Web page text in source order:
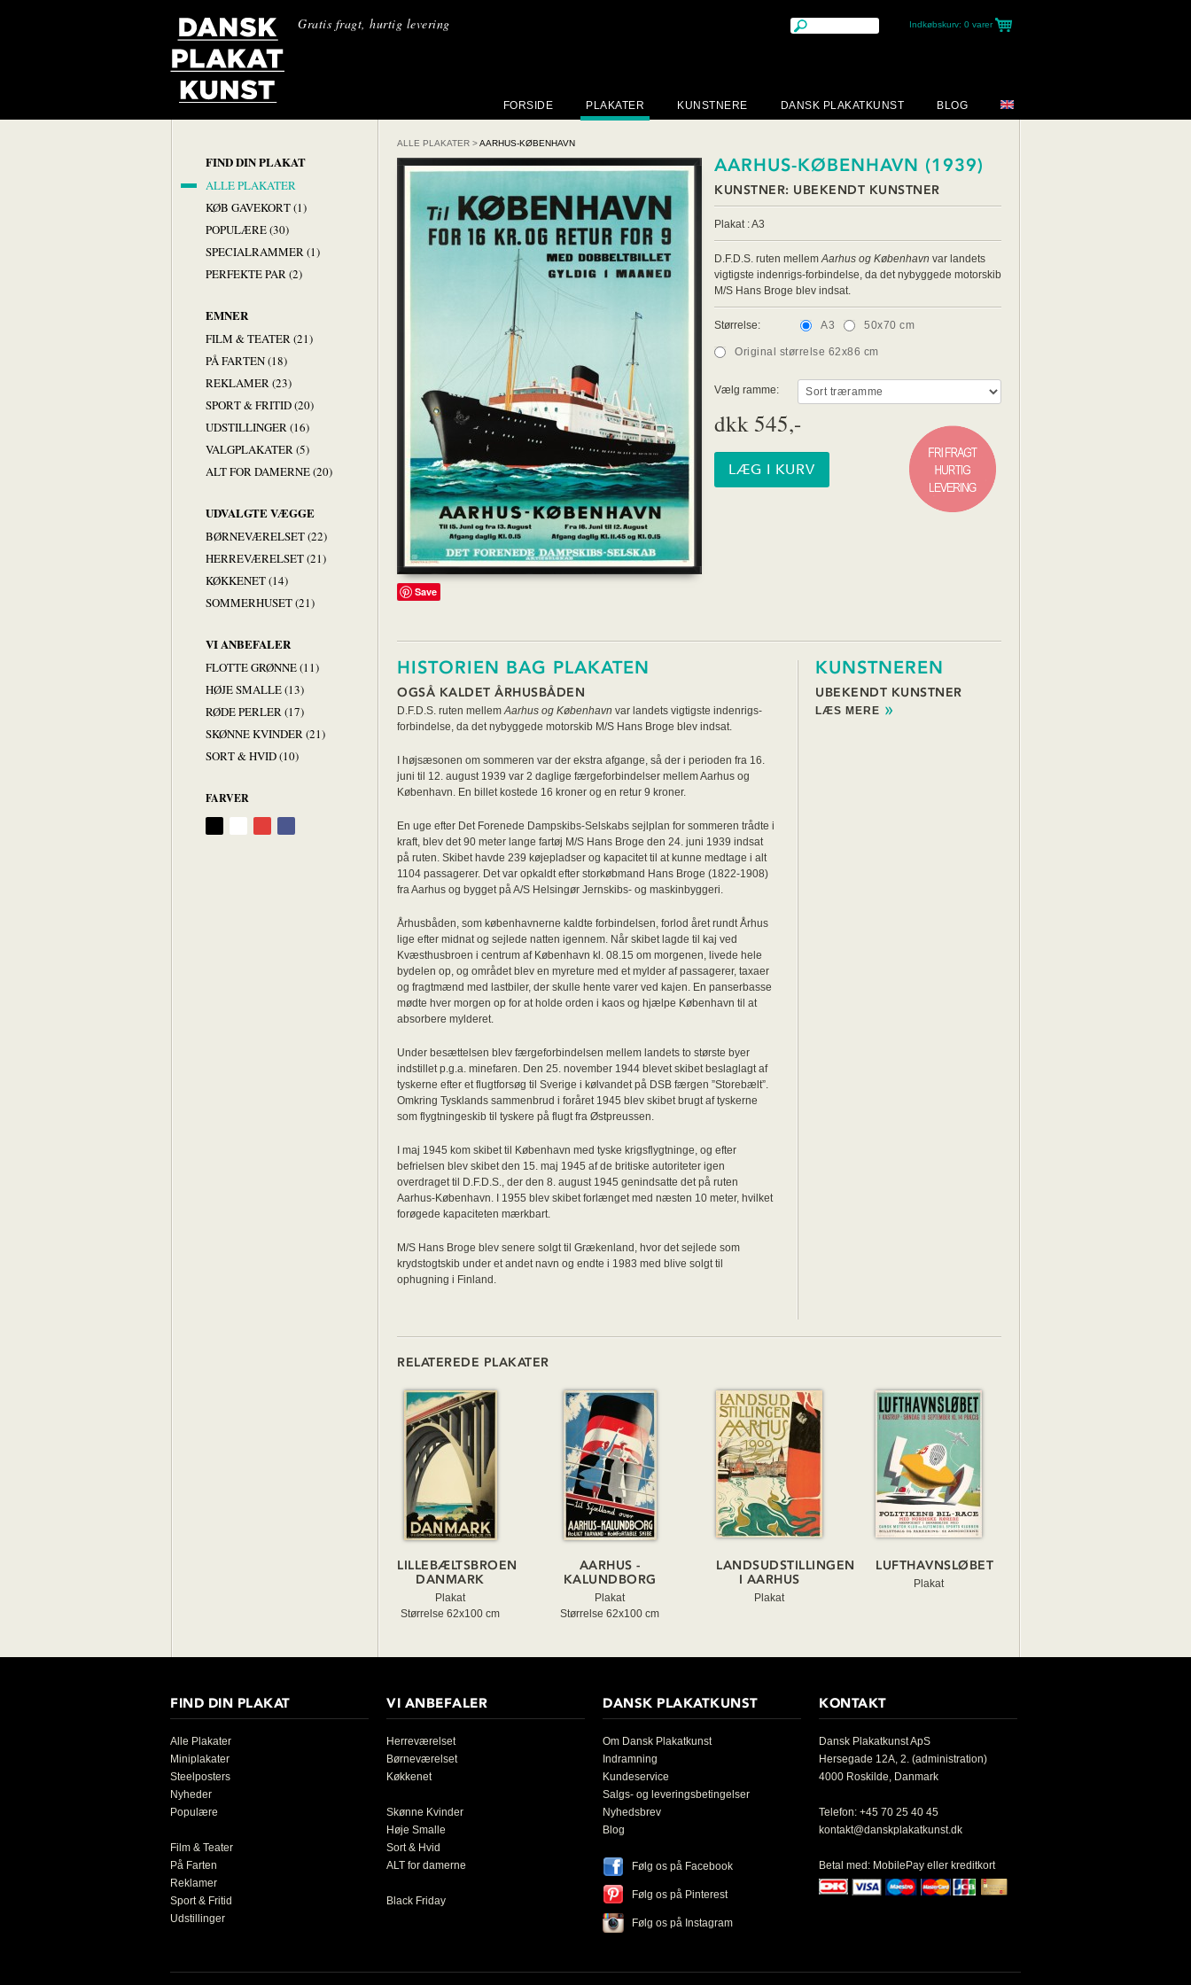
Gratis fragt, hurtig levering Indkøbskurv: 0 varer
FORSIDE PLAKATER KUNSTNERE DANSK PLAKATKUNST BLOG
FIND DIN PLAKAT
ALLE PLAKATER
KØB GAVEKORT (1)
POPULÆRE (30)
SPECIALRAMMER (1)
PERFEKTE PAR (2)
EMNER
FILM & TEATER (21)
PÅ FARTEN (18)
REKLAMER (23)
SPORT & FRITID (20)
UDSTILLINGER (16)
VALGPLAKATER (5)
ALT FOR DAMERNE (20)
UDVALGTE VÆGGE
BØRNEVÆRELSET (22)
HERREVÆRELSET (21)
KØKKENET (14)
SOMMERHUSET (21)
VI ANBEFALER
FLOTTE GRØNNE (11)
HØJE SMALLE (13)
RØDE PERLER (17)
SKØNNE KVINDER (21)
SORT & HVID (10)
FARVER
ALLE PLAKATER >AARHUS-KØBENHAVN
Save
AARHUS-KØBENHAVN (1939)
KUNSTNER: UBEKENDT KUNSTNER
Plakat : A3
D.F.D.S. ruten mellemAarhus og København var landets
vigtigste indenrigs-forbindelse, da det nybyggede motorskib
M/S Hans Broge blev indsat.
Størrelse: A3 50x70 cm
Original størrelse 62x86 cm
Vælg ramme:
dkk 545,-
HISTORIEN BAG PLAKATEN
OGSÅ KALDET ÅRHUSBÅDEN
D.F.D.S. ruten mellemAarhus og København var landets vigtigste indenrigs-
forbindelse, da det nybyggede motorskib M/S Hans Broge blev indsat.
I højsæsonen om sommeren var der ekstra afgange, så der i perioden fra 16.
juni til 12. august 1939 var 2 daglige færgeforbindelser mellem Aarhus og
København. En billet kostede 16 kroner og en retur 9 kroner.
En uge efter Det Forenede Dampskibs-Selskabs sejlplan for sommeren trådte i
kraft, blev det 90 meter lange fartøj M/S Hans Broge den 24. juni 1939 indsat
på ruten. Skibet havde 239 køjepladser og kapacitet til at kunne medtage i alt
1104 passagerer. Det var opkaldt efter storkøbmand Hans Broge (1822-1908)
fra Aarhus og bygget på A/S Helsingør Jernskibs- og maskinbyggeri.
Århusbåden, som københavnerne kaldte forbindelsen, forlod året rundt Århus
lige efter midnat og sejlede natten igennem. Når skibet lagde til kaj ved
Kvæsthusbroen i centrum af København kl. 08.15 om morgenen, livede hele
bydelen op, og området blev en myreture med et mylder af passagerer, taxaer
og fragtmænd med lastbiler, der skulle hente varer ved kajen. En panserbasse
mødte hver morgen op for at holde orden i kaos og hjælpe København til at
absorbere mylderet.
Under besættelsen blev færgeforbindelsen mellem landets to største byer
indstillet p.g.a. minefaren. Den 25. november 1944 blevet skibet beslaglagt af
tyskerne efter et flugtforsøg til Sverige i kølvandet på DSB færgen ”Storebælt”.
Omkring Tysklands sammenbrud i foråret 1945 blev skibet brugt af tyskerne
som flygtningeskib til tyskere på flugt fra Østpreussen.
I maj 1945 kom skibet til København med tyske krigsflygtninge, og efter
befrielsen blev skibet den 15. maj 1945 af de britiske autoriteter igen
overdraget til D.F.D.S., der den 8. august 1945 genindsatte det på ruten
Aarhus-København. I 1955 blev skibet forlænget med næsten 10 meter, hvilket
forøgede kapaciteten mærkbart.
M/S Hans Broge blev senere solgt til Grækenland, hvor det sejlede som
krydstogtskib under et andet navn og endte i 1983 med blive solgt til
ophugning i Finland.
KUNSTNEREN
UBEKENDT KUNSTNER
LÆS MERE
RELATEREDE PLAKATER
LILLEBÆLTSBROEN
DANMARK
Plakat
Størrelse 62x100 cm
AARHUS -
KALUNDBORG
Plakat
Størrelse 62x100 cm
LANDSUDSTILLINGEN
I AARHUS
Plakat
LUFTHAVNSLØBET
Plakat
FIND DIN PLAKAT
Alle Plakater
Miniplakater
Steelposters
Nyheder
Populære
Film & Teater
På Farten
Reklamer
Sport & Fritid
Udstillinger
VI ANBEFALER
Herreværelset
Børneværelset
Køkkenet
Skønne Kvinder
Høje Smalle
Sort & Hvid
ALT for damerne
Black Friday
DANSK PLAKATKUNST
Om Dansk Plakatkunst
Indramning
Kundeservice
Salgs- og leveringsbetingelser
Nyhedsbrev
Blog
Følg os på Facebook
Følg os på Pinterest
Følg os på Instagram
KONTAKT
Dansk Plakatkunst ApS
Hersegade 12A, 2. (administration)
4000 Roskilde, Danmark
Telefon: +45 70 25 40 45
kontakt@danskplakatkunst.dk
Betal med: MobilePay eller kreditkort